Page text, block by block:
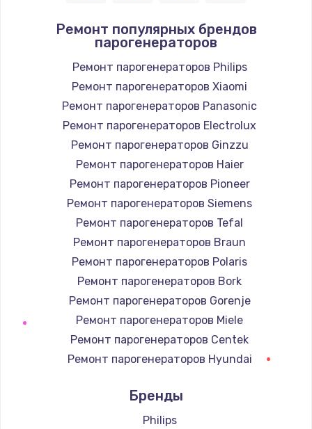
Ремонт популярных брендов
парогенераторов
Ремонт парогенераторов Philips
Ремонт парогенераторов Xiaomi
Ремонт парогенераторов Panasonic
Ремонт парогенераторов Electrolux
Ремонт парогенераторов Ginzzu
Ремонт парогенераторов Haier
Ремонт парогенераторов Pioneer
Ремонт парогенераторов Siemens
Ремонт парогенераторов Tefal
Ремонт парогенераторов Braun
Ремонт парогенераторов Polaris
Ремонт парогенераторов Bork
Ремонт парогенераторов Gorenje
Ремонт парогенераторов Miele
Ремонт парогенераторов Centek
Ремонт парогенераторов Hyundai
Ремонт парогенераторов DELTA
Ремонт парогенераторов Silter
Бренды
Philips